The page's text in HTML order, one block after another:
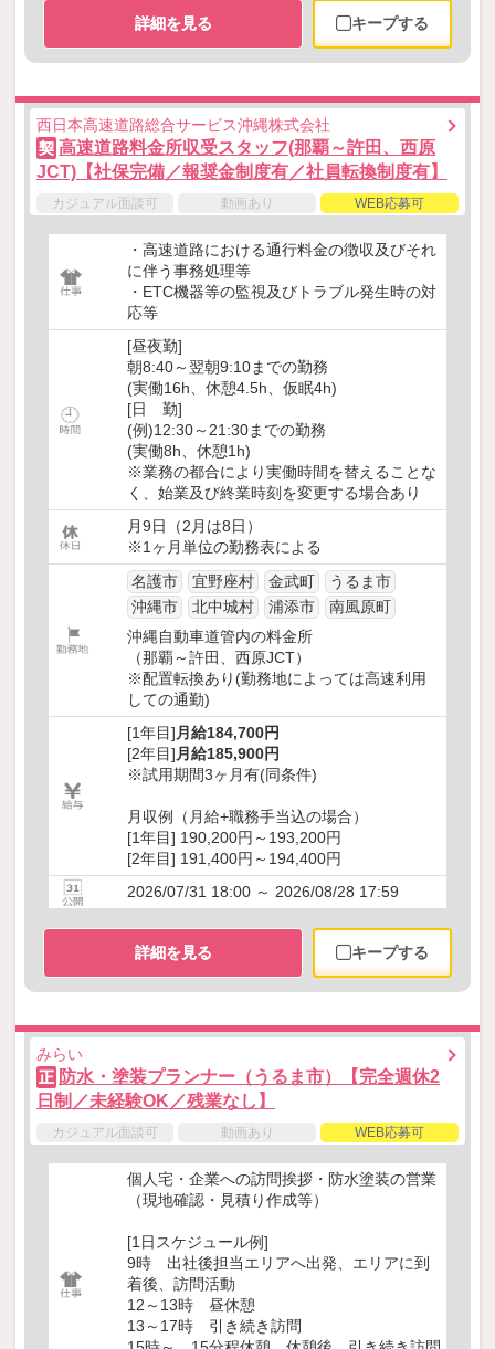
詳細を見る キープする
西日本高速道路総合サービス沖縄株式会社
契 高速道路料金所収受スタッフ(那覇～許田、西原
JCT)【社保完備／報奨金制度有／社員転換制度有】
カジュアル面談可 動画あり WEB応募可
・高速道路における通行料金の徴収及びそれ
に伴う事務処理等
・ETC機器等の監視及びトラブル発生時の対
応等
[昼夜勤]
朝8:40～翌朝9:10までの勤務
(実働16h、休憩4.5h、仮眠4h)
[日 勤]
(例)12:30～21:30までの勤務
(実働8h、休憩1h)
※業務の都合により実働時間を替えることな
く、始業及び終業時刻を変更する場合あり
月9日（2月は8日）
※1ヶ月単位の勤務表による
名護市
宜野座村 金武町
うるま市
沖縄市
北中城村 浦添市
南風原町
沖縄自動車道管内の料金所
（那覇～許田、西原JCT）
※配置転換あり(勤務地によっては高速利用
しての通勤)
[1年目] 月給184,700円
[2年目] 月給185,900円
※試用期間3ヶ月有(同条件)
月収例（月給+職務手当込の場合）
[1年目] 190,200円～193,200円
[2年目] 191,400円～194,400円
2026/07/31 18:00 ～ 2026/08/28 17:59
詳細を見る キープする
みらい
正 防水・塗装プランナー（うるま市）【完全週休2
日制／未経験OK／残業なし】
カジュアル面談可 動画あり WEB応募可
個人宅・企業への訪問挨拶・防水塗装の営業
（現地確認・見積り作成等）
[1日スケジュール例]
9時 出社後担当エリアへ出発、エリアに到
着後、訪問活動
12～13時 昼休憩
13～17時 引き続き訪問